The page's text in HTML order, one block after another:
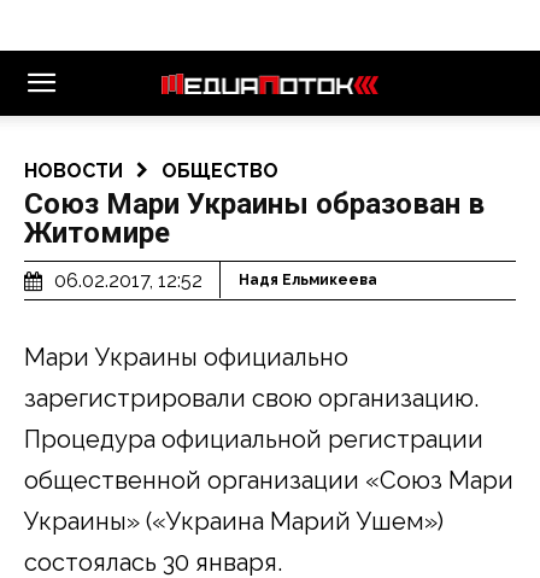
НОВОСТИ ОБЩЕСТВО
Союз Мари Украины образован в
Житомире
06.02.2017, 12:52 Надя Ельмикеева
Мари Украины официально
зарегистрировали свою организацию.
Процедура официальной регистрации
общественной организации «Союз Мари
Украины» («Украина Марий Ушем»)
состоялась 30 января.